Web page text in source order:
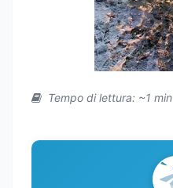
Tempo di lettura: ~1 min